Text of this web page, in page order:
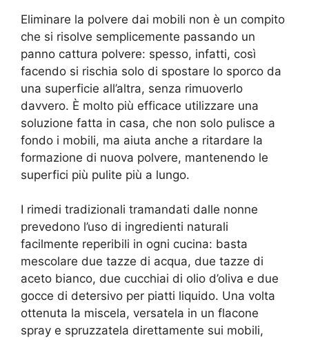
Eliminare la polvere dai mobili non è un compito
che si risolve semplicemente passando un
panno cattura polvere: spesso, infatti, così
facendo si rischia solo di spostare lo sporco da
una superficie all’altra, senza rimuoverlo
davvero. È molto più efficace utilizzare una
soluzione fatta in casa, che non solo pulisce a
fondo i mobili, ma aiuta anche a ritardare la
formazione di nuova polvere, mantenendo le
superfici più pulite più a lungo.
I rimedi tradizionali tramandati dalle nonne
prevedono l’uso di ingredienti naturali
facilmente reperibili in ogni cucina: basta
mescolare due tazze di acqua, due tazze di
aceto bianco, due cucchiai di olio d’oliva e due
gocce di detersivo per piatti liquido. Una volta
ottenuta la miscela, versatela in un flacone
spray e spruzzatela direttamente sui mobili,